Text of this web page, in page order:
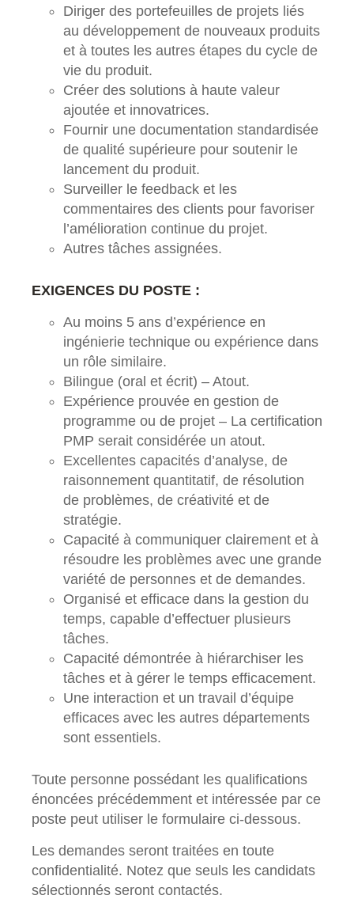
Diriger des portefeuilles de projets liés
au développement de nouveaux produits
et à toutes les autres étapes du cycle de
vie du produit.
Créer des solutions à haute valeur
ajoutée et innovatrices.
Fournir une documentation standardisée
de qualité supérieure pour soutenir le
lancement du produit.
Surveiller le feedback et les
commentaires des clients pour favoriser
l’amélioration continue du projet.
Autres tâches assignées.
EXIGENCES DU POSTE :
Au moins 5 ans d’expérience en
ingénierie technique ou expérience dans
un rôle similaire.
Bilingue (oral et écrit) – Atout.
Expérience prouvée en gestion de
programme ou de projet – La certification
PMP serait considérée un atout.
Excellentes capacités d’analyse, de
raisonnement quantitatif, de résolution
de problèmes, de créativité et de
stratégie.
Capacité à communiquer clairement et à
résoudre les problèmes avec une grande
variété de personnes et de demandes.
Organisé et efficace dans la gestion du
temps, capable d’effectuer plusieurs
tâches.
Capacité démontrée à hiérarchiser les
tâches et à gérer le temps efficacement.
Une interaction et un travail d’équipe
efficaces avec les autres départements
sont essentiels.
Toute personne possédant les qualifications
énoncées précédemment et intéressée par ce
poste peut utiliser le formulaire ci-dessous.
Les demandes seront traitées en toute
confidentialité. Notez que seuls les candidats
sélectionnés seront contactés.